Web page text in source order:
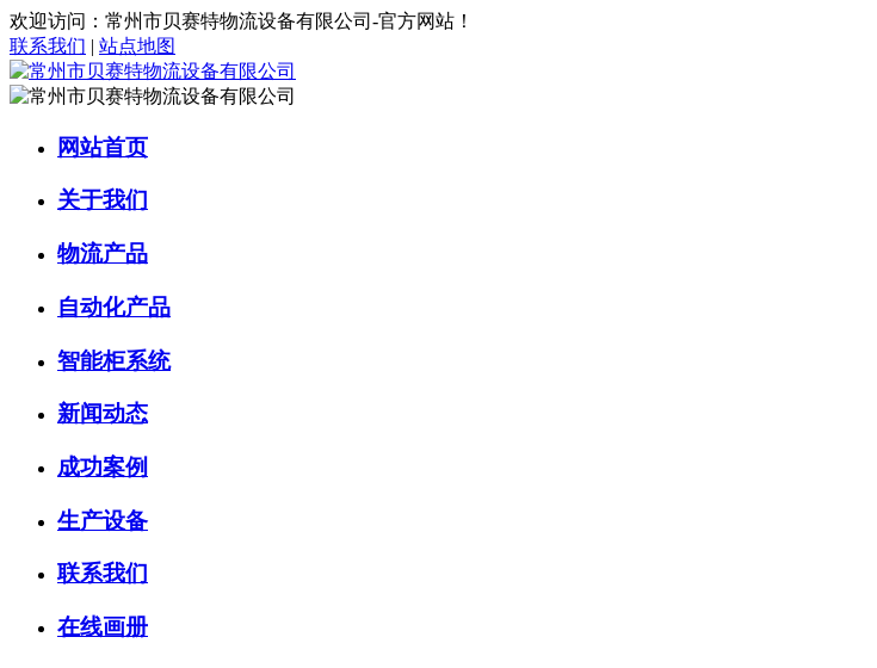
欢迎访问：常州市贝赛特物流设备有限公司-官方网站！
联系我们 | 站点地图
网站首页
关于我们
物流产品
自动化产品
智能柜系统
新闻动态
成功案例
生产设备
联系我们
在线画册